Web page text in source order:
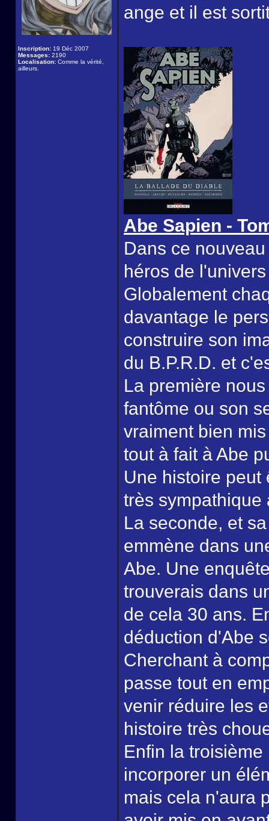
Inscription: 19 Déc 2007
Messages: 2190
Localisation: Comme la vérité,
ailleurs.
ange et il est
Abe Sapien -
Dans ce
héros de
Globalement
davantage le
construire son
du B.P.R.D. et
La première
fantôme ou son
vraiment bien
tout à fait à Abe
Une histoire peut
très sympathique
La seconde, et
emmène dans
Abe. Une
trouverais dans
de cela 30 ans.
déduction d'Abe
Cherchant à
passe tout en
venir réduire les
histoire très
Enfin la
incorporer un
mais cela n'aura